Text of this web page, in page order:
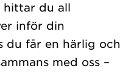
hittar du all
inför din
du får en härlig och
med oss –